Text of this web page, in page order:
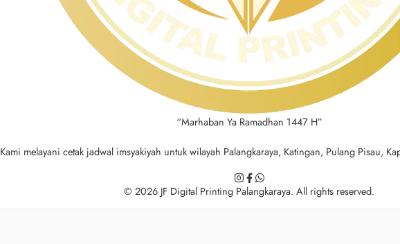
“Marhaban Ya Ramadhan 1447 H”
Kami melayani cetak jadwal imsyakiyah untuk wilayah Palangkaraya, Katingan, Pulang Pisau,
© 2026 JF Digital Printing Palangkaraya. All rights reserved.